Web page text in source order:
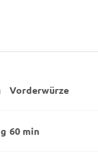
Vorder­würze
60 min